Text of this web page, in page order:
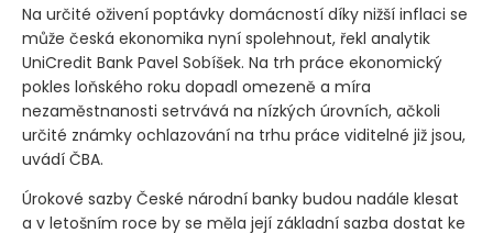
Na určité oživení poptávky domácností díky nižší inflaci se
může česká ekonomika nyní spolehnout, řekl analytik
UniCredit Bank Pavel Sobíšek. Na trh práce ekonomický
pokles loňského roku dopadl omezeně a míra
nezaměstnanosti setrvává na nízkých úrovních, ačkoli
určité známky ochlazování na trhu práce viditelné již jsou,
uvádí ČBA.
Úrokové sazby České národní banky budou nadále klesat
a v letošním roce by se měla její základní sazba dostat ke